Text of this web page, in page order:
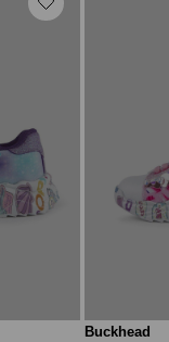
Buckhead